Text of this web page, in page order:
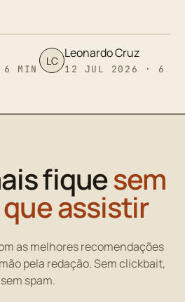
MIN
LC Leonardo Cruz
12 JUL 2026 · 6
fiquesem
assistir
as melhores recomendações
pela redação. Sem clickbait,
sem spam.